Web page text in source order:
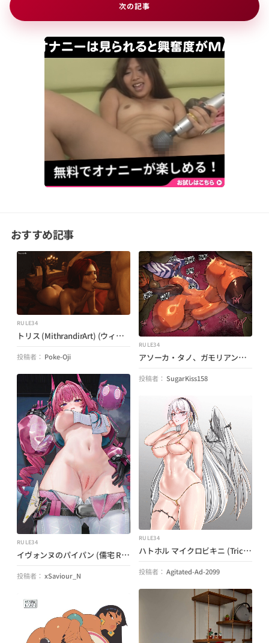
プライバシーポリシー
DMCA
次の記事
おすすめ記事
RULE34
トリス (MithrandirArt) (ウィッチャー)
投稿者： Poke-Oji
RULE34
アソーカ・タノ、ガモリアン・ガード (Rampage0118) (スター・ウォーズ)
投稿者： SugarKiss158
RULE34
イヴォンヌのパイパン (儒宅 Ruzhai) (エンドフィールド)
投稿者： xSaviour_N
RULE34
ハトホル マイクロビキニ (TrickSter) (Neverness To Everness)
投稿者： Agitated-Ad-2099